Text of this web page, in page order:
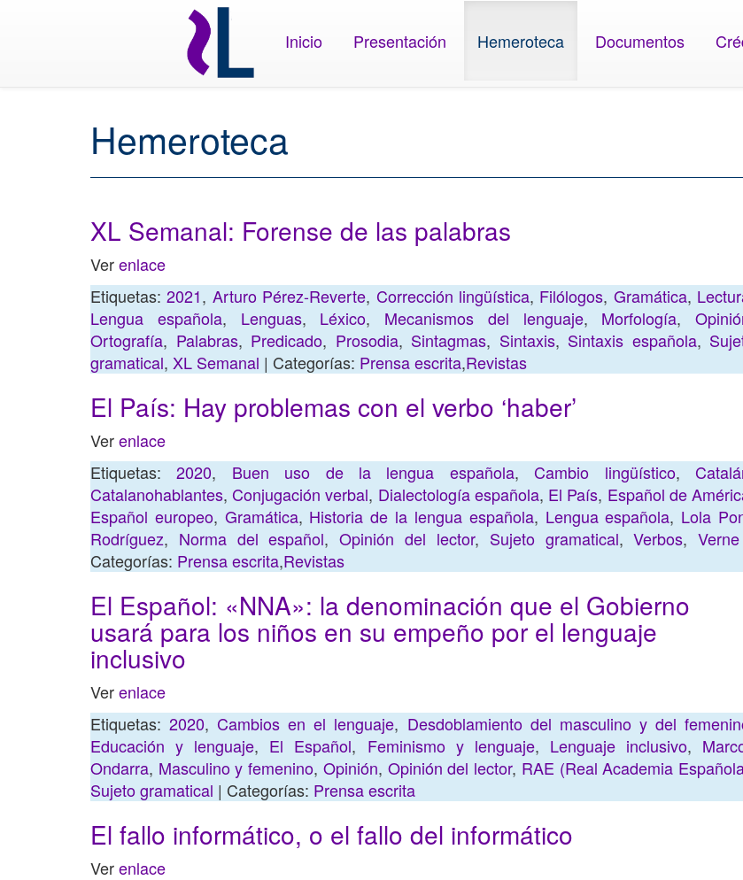
Inicio Presentación Hemeroteca Documentos
Hemeroteca
XL Semanal: Forense de las palabras
Verenlace
Etiquetas:2021, Arturo Pérez-Reverte, Corrección lingüística, Filólogos, Gramática,
Lengua española, Lenguas, Léxico, Mecanismos del lenguaje, Morfología,
Ortografía, Palabras, Predicado, Prosodia, Sintagmas, Sintaxis, Sintaxis española,
gramatical, XL Semanal | Categorías: Prensa escrita,Revistas
El País: Hay problemas con el verbo ‘haber’
Verenlace
Etiquetas:2020, Buen uso de la lengua española,Cambio lingüístico,
Catalanohablantes,Conjugación verbal, Dialectología española, El País, Español de
Español europeo, Gramática, Historia de la lengua española, Lengua española, Lola
Rodríguez, Norma del español,Opinión del lector, Sujeto gramatical,Verbos,Verne
Categorías: Prensa escrita,Revistas
El Español: «NNA»: la denominación que el Gobierno
usará para los niños en su empeño por el lenguaje
inclusivo
Verenlace
Etiquetas:2020,Cambios en el lenguaje, Desdoblamiento del masculino y del
Educación y lenguaje, El Español, Feminismo y lenguaje, Lenguaje inclusivo,
Ondarra, Masculino y femenino, Opinión, Opinión del lector, RAE (Real Academia
Sujeto gramatical | Categorías: Prensa escrita
El fallo informático, o el fallo del informático
Verenlace